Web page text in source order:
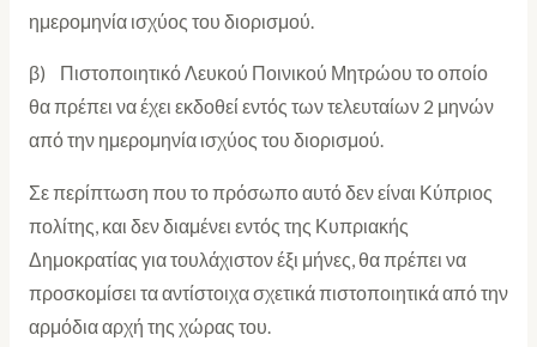
ημερομηνία ισχύος του διορισμού.
β) Πιστοποιητικό Λευκού Ποινικού Μητρώου το οποίο
θα πρέπει να έχει εκδοθεί εντός των τελευταίων 2 μηνών
από την ημερομηνία ισχύος του διορισμού.
Σε περίπτωση που το πρόσωπο αυτό δεν είναι Κύπριος
πολίτης, και δεν διαμένει εντός της Κυπριακής
Δημοκρατίας για τουλάχιστον έξι μήνες, θα πρέπει να
προσκομίσει τα αντίστοιχα σχετικά πιστοποιητικά από την
αρμόδια αρχή της χώρας του.